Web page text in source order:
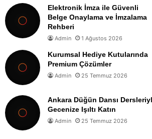
Elektronik İmza ile Güvenli
Belge Onaylama ve İmzalama
Rehberi
Admin 1 Ağustos 2026
Kurumsal Hediye Kutularında
Premium Çözümler
Admin 25 Temmuz 2026
Ankara Düğün Dansı
Gecenize Işıltı Katın
Admin 25 Temmuz 2026